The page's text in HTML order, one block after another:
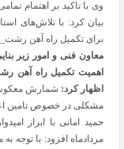
وی با تاکید بر اهتمام
بیان کرد: با تلاش‌های
برای تکمیل راه آهن
معاون فنی و امور زیر
اهمیت تکمیل راه آهن
اظهار کرد: شمارش معکوس
مشکلی در خصوص تامین
مردادماه افزود: با توجه